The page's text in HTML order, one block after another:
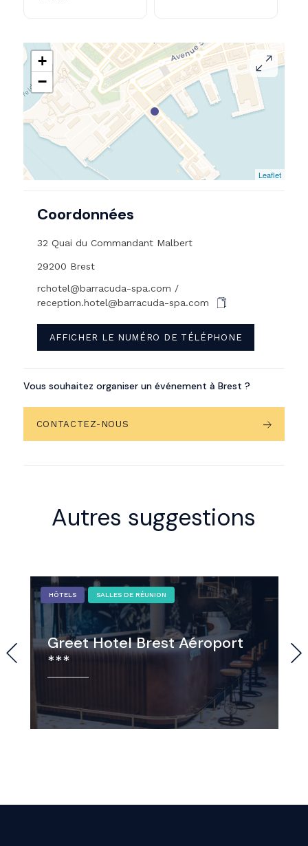
+
−
Leaflet
Coordonnées
32 Quai du Commandant Malbert
29200 Brest
rchotel@barracuda-spa.com /
reception.hotel@barracuda-spa.com
AFFICHER LE NUMÉRO DE TÉLÉPHONE
Vous souhaitez organiser un événement à Brest ?
CONTACTEZ-NOUS
Autres suggestions
HÔTELS SALLES DE RÉUNION
Greet Hotel Brest Aéroport
***